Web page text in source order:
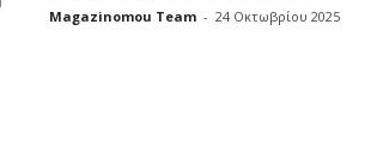
Magazinomou Team - 24 Οκτωβρίου 2025